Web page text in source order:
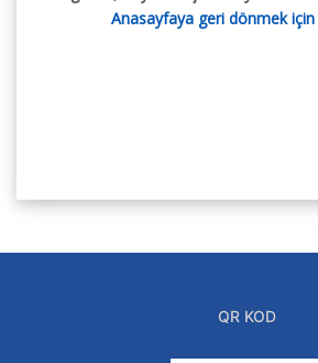
Anasayfaya geri dönmek için
QR KOD